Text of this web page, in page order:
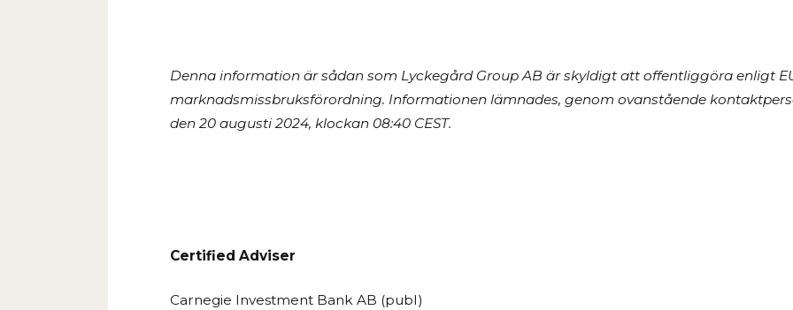
Denna information är sådan som Lyckegård Group AB är skyldigt att offentliggöra enligt
marknadsmissbruksförordning. Informationen lämnades, genom ovanstående
den 20 augusti 2024, klockan 08:40 CEST.
Certified Adviser
Carnegie Investment Bank AB (publ)